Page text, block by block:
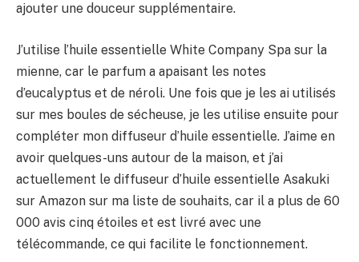
ajouter une douceur supplémentaire.
J’utilise l’huile essentielle White Company Spa sur la
mienne, car le parfum a apaisant les notes
d’eucalyptus et de néroli. Une fois que je les ai utilisés
sur mes boules de sécheuse, je les utilise ensuite pour
compléter mon diffuseur d’huile essentielle. J’aime en
avoir quelques-uns autour de la maison, et j’ai
actuellement le diffuseur d’huile essentielle Asakuki
sur Amazon sur ma liste de souhaits, car il a plus de 60
000 avis cinq étoiles et est livré avec une
télécommande, ce qui facilite le fonctionnement.